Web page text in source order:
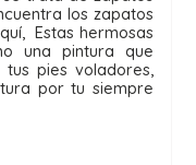
los zapatos
Estas hermosas
una pintura que
pies voladores,
por tu siempre